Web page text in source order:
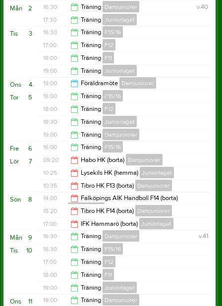
2
Mån v.40
16:30 Träning Damjuniorer
17:30
17:30 Träning Juniorlaget
19:00
3
Tis 16:30 Träning F15/16
17:30
17:00 Träning F12
18:00
18:00 Träning F11
19:00
19:00 Träning Juniorlaget
20:30
4
Ons 19:00 Föräldramöte Damjuniorer
20:00
5
Tor 16:00 Träning F15/16
17:30
18:00 Träning F12
19:00
18:30 Träning Juniorlaget
20:00
19:00 Träning Damjuniorer
20:30
6
Fre 16:00 Träning F15/16
17:00
7
Lör 09:20 Habo HK (borta) Damjuniorer
11:20
10:25 Lysekils HK (hemma) Juniorlaget
12:25
10:35 Tibro HK F13 (borta) Damjuniorer
12:35
8
Sön 14:00
Falköpings AIK Handboll F14 (borta)
Damjuniorer
16:00
15:20 Tibro HK F14 (borta) Damjuniorer
17:20
17:00 IFK Hammarö (borta) Juniorlaget
19:00
9
Mån v.41
16:30 Träning Damjuniorer
17:30
10
Tis 16:30 Träning F15/16
17:30
17:00 Träning F12
18:00
18:00 Träning F11
19:00
19:00 Träning Juniorlaget
11
Ons 19:00 Träning Damjuniorer